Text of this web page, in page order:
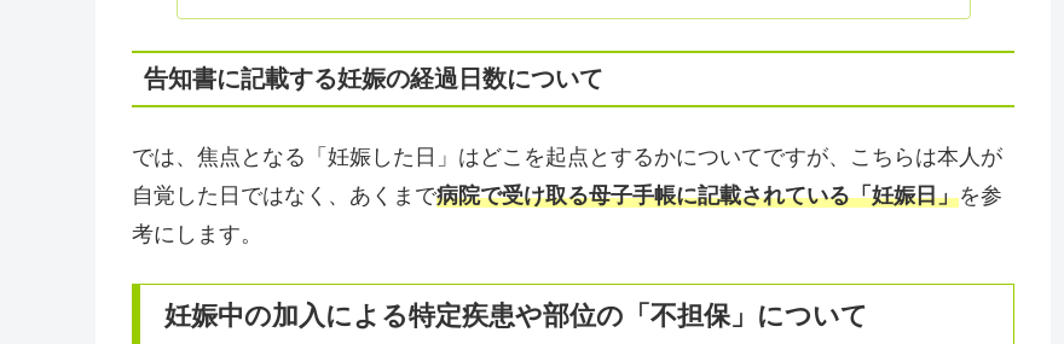
告知書に記載する妊娠の経過日数について
では、焦点となる「妊娠した日」はどこを起点とするかについてですが、こちらは本人が
自覚した日ではなく、あくまで病院で受け取る母子手帳に記載されている「妊娠日」を参
考にします。
妊娠中の加入による特定疾患や部位の「不担保」について